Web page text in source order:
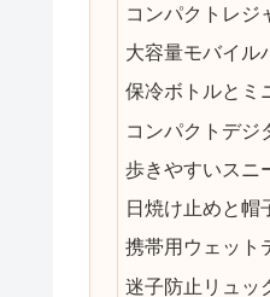
コンパクトレジ
大容量モバイル
保冷ボトルとミ
コンパクトデジ
歩きやすいスニ
日焼け止めと帽
携帯用ウェット
迷子防止リュッ